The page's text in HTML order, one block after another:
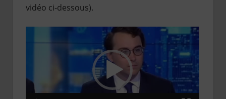
vidéo ci-dessous).